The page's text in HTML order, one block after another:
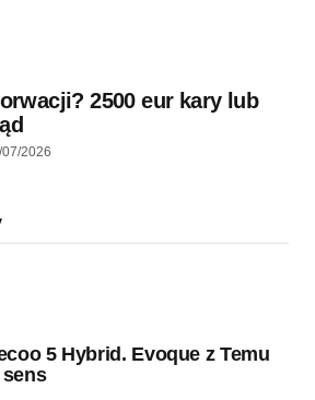
2500 eur kary lub
07/2026
5 Hybrid. Evoque z Temu